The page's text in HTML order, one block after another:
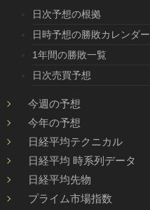
日次予想の根拠
日時予想の勝敗カレンダー
1年間の勝敗一覧
日次売買予想
今週の予想
今年の予想
日経平均テクニカル
日経平均 時系列データ
日経平均先物
プライム市場指数